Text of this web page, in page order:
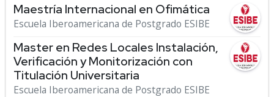
Maestría Internacional en Ofimática
Escuela Iberoamericana de Postgrado ESIBE
Master en Redes Locales Instalación,
Verificación y Monitorización con
Titulación Universitaria
Escuela Iberoamericana de Postgrado ESIBE